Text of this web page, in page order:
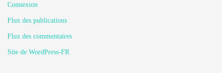
Connexion
Flux des publications
Flux des commentaires
Site de WordPress-FR